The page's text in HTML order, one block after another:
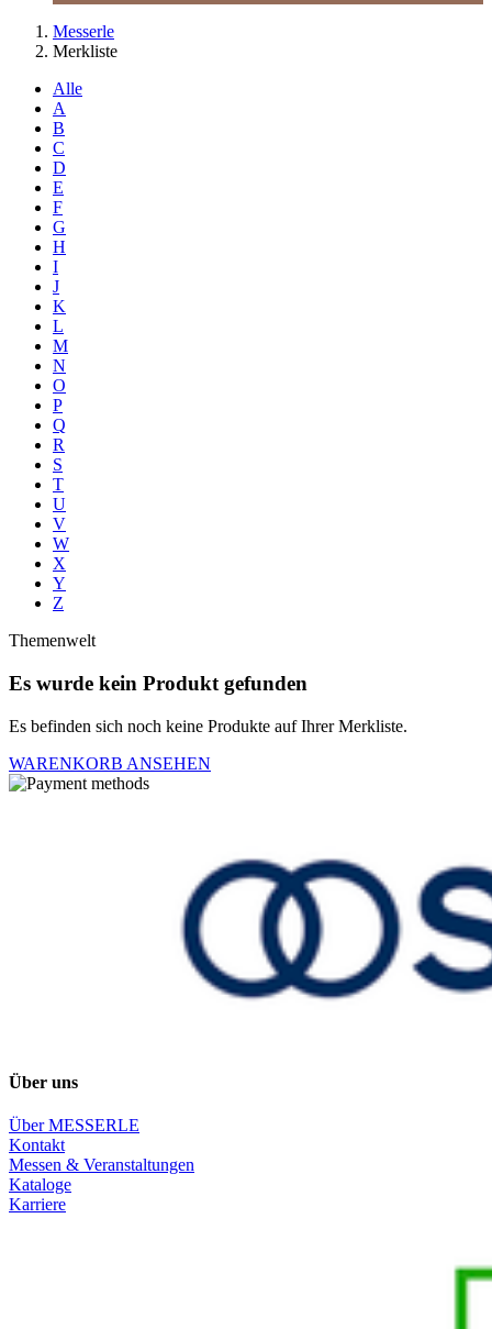
Messerle
Merkliste
Alle
A
B
C
D
E
F
G
H
I
J
K
L
M
N
O
P
Q
R
S
T
U
V
W
X
Y
Z
Themenwelt
Es wurde kein Produkt gefunden
Es befinden sich noch keine Produkte auf Ihrer Merkliste.
WARENKORB ANSEHEN
Über uns
Über MESSERLE
Kontakt
Messen & Veranstaltungen
Kataloge
Karriere